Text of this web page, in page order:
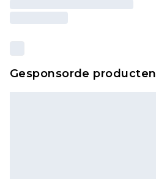
Gesponsorde producten